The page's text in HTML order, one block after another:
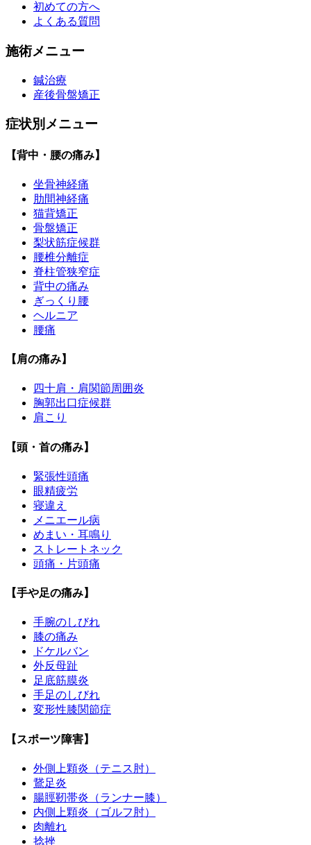
初めての方へ
よくある質問
施術メニュー
鍼治療
産後骨盤矯正
症状別メニュー
【背中・腰の痛み】
坐骨神経痛
肋間神経痛
猫背矯正
骨盤矯正
梨状筋症候群
腰椎分離症
脊柱管狭窄症
背中の痛み
ぎっくり腰
ヘルニア
腰痛
【肩の痛み】
四十肩・肩関節周囲炎
胸郭出口症候群
肩こり
【頭・首の痛み】
緊張性頭痛
眼精疲労
寝違え
メニエール病
めまい・耳鳴り
ストレートネック
頭痛・片頭痛
【手や足の痛み】
手腕のしびれ
膝の痛み
ドケルバン
外反母趾
足底筋膜炎
手足のしびれ
変形性膝関節症
【スポーツ障害】
外側上顆炎（テニス肘）
鵞足炎
腸脛靭帯炎（ランナー膝）
内側上顆炎（ゴルフ肘）
肉離れ
捻挫